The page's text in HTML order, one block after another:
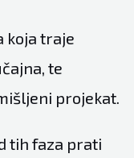
koja traje
te
projekat.
tih faza prati